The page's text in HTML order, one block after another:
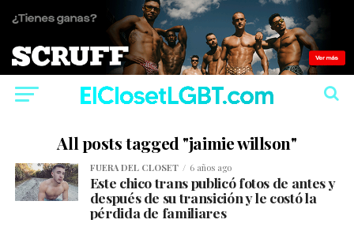
All posts tagged "jaimie willson"
FUERA DEL CLOSET 6 años ago
Este chico trans publicó fotos de antes y
después de su transición y le costó la
pérdida de familiares